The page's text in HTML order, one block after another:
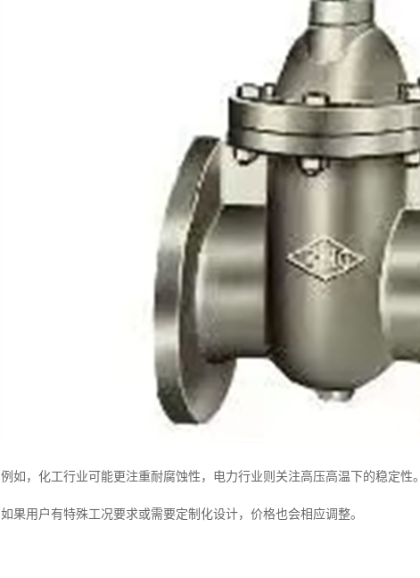
例如，化工行业可能更注重耐腐蚀性，电力行业则关注高压高温下的稳定性。
如果用户有特殊工况要求或需要定制化设计，价格也会相应调整。